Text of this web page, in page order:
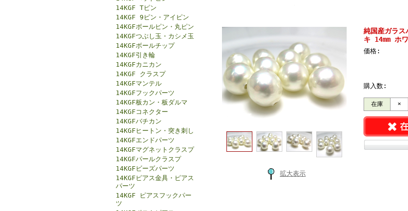
14KGF Tピン
14KGF 9ピン・アイピン
14KGFボールピン・丸ピン
14KGFつぶし玉・カシメ玉
14KGFボールチップ
14KGF引き輪
14KGFカニカン
14KGF クラスプ
14KGFマンテル
14KGFフックパーツ
14KGF板カン・板ダルマ
14KGFコネクター
14KGFバチカン
14KGFヒートン・突き刺し
14KGFエンドパーツ
14KGFマグネットクラスプ
14KGFパールクラスプ
14KGFビーズパーツ
14KGFピアス金具・ピアス
パーツ
14KGF ピアスフックパー
ツ
拡大表示
純国産ガラ
キ 14mm ホ
価格:
購入数:
在庫 ×